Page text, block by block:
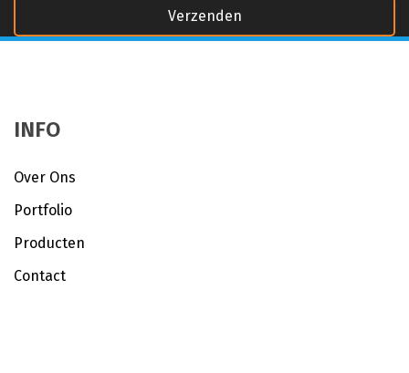
INFO
Over Ons
Portfolio
Producten
Contact